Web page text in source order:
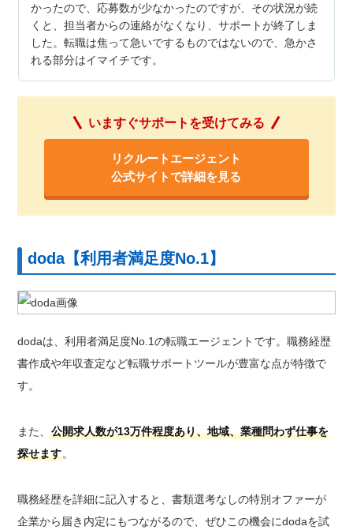
かったので、応募数が少なかったのですが、その状況が続
くと、担当者からの連絡がなくなり、サポートが終了しま
した。転職は焦って急いでするものではないので、急かさ
れる部分はイマイチです。
いますぐサポートを受けてみる
リクルートエージェント
公式サイトで詳細を見る
doda【利用者満足度No.1】
dodaは、利用者満足度No.1の転職エージェントです。職務経歴
書作成や年収査定など転職サポートツールが豊富な点が特徴で
す。
また、公開求人数が13万件程度あり、地域、業種問わず仕事を
探せます。
職務経歴を詳細に記入すると、書類選考なしの特別オファーが
企業から届き内定にもつながるので、ぜひこの機会にdodaを試